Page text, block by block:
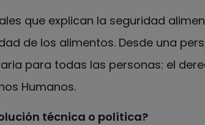
que explican la seguridad
de los alimentos. Desde una
para todas las personas: el
Humanos.
técnica o política?